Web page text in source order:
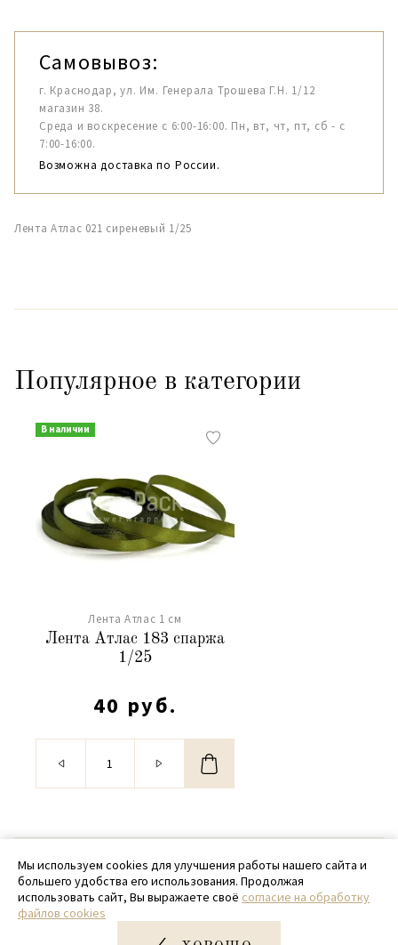
Самовывоз:
г. Краснодар, ул. Им. Генерала Трошева Г.Н. 1/12
магазин 38.
Среда и воскресение с 6:00-16:00. Пн, вт, чт, пт, сб - с
7:00-16:00.
Возможна доставка по России.
Лента Атлас 021 сиреневый 1/25
Популярное в категории
В наличии
Лента Атлас 1 см
Лента Атлас 183 спаржа
1/25
40 руб.
© 2020 - 2026 SamPack
+ 7 (918) 699-97-87
zakaz@sampack.store
Мы используем cookies для улучшения работы нашего сайта и
большего удобства его использования. Продолжая
использовать сайт, Вы выражаете своё согласие на обработку
файлов cookies